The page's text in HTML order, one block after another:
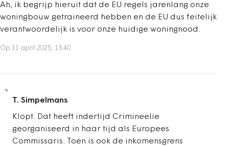
Ah, ik begrijp hieruit dat de EU regels jarenlang onze
woningbouw getraineerd hebben en de EU dus feitelijk
verantwoordelijk is voor onze huidige woningnood.
Op 11 april 2025, 13:40
T. Simpelmans
Klopt. Dat heeft indertijd Crimineelie
georganiseerd in haar tijd als Europees
Commissaris. Toen is ook de inkomensgrens